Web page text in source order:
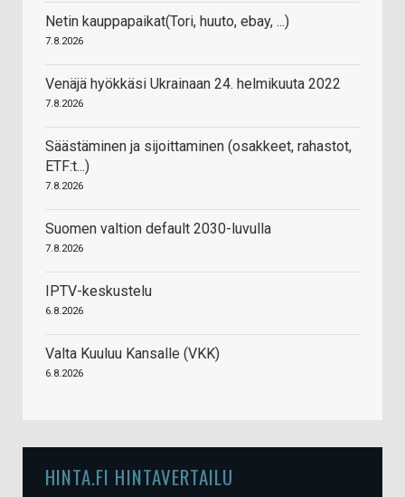
Netin kauppapaikat(Tori, huuto, ebay, ...)
7.8.2026
Venäjä hyökkäsi Ukrainaan 24. helmikuuta 2022
7.8.2026
Säästäminen ja sijoittaminen (osakkeet, rahastot,
ETF:t...)
7.8.2026
Suomen valtion default 2030-luvulla
7.8.2026
IPTV-keskustelu
6.8.2026
Valta Kuuluu Kansalle (VKK)
6.8.2026
HINTA.FI HINTAVERTAILU